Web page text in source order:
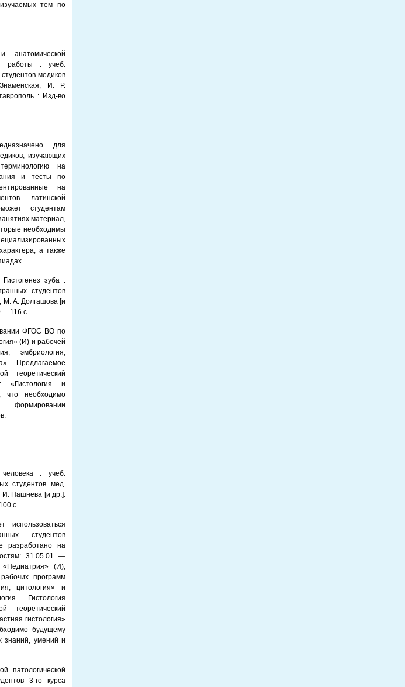
тем по
работы : учеб.
медиков
И. Р.
: Изд-во
для
изучающих
на
и тесты по
на
латинской
студентам
материал,
необходимы
а также
Гистогенез зуба :
студентов
М. А. Долгашова [и
– 116 с.
ФГОС ВО по
(И) и рабочей
эмбриология,
Предлагаемое
теоретический
«Гистология и
что необходимо
формировании
человека : учеб.
студентов мед.
И. Пашнева [и др.].
с.
использоваться
студентов
разработано на
31.05.01 —
(И),
программ
цитология» и
Гистология
теоретический
гистология»
будущему
знаний, умений и
патологической
3-го курса